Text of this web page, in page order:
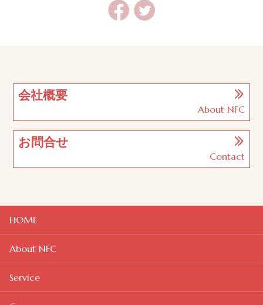
会社概要
About NFC
お問合せ
Contact
HOME
About NFC
Service